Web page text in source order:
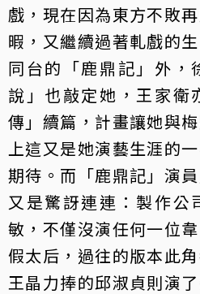
戲，現在因為東方不敗
暇，又繼續過著軋戲的
同台的「鹿鼎記」外，
說」也敲定她，王家衛
傳」續篇，計畫讓她與
上這又是她演藝生涯的
期待。而「鹿鼎記」演
又是驚訝連連：製作公
敏，不僅沒演任何一位
假太后，過往的版本此
王晶力捧的邱淑貞則演